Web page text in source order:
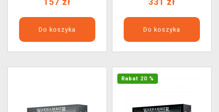
Do koszyka Do koszyka
Rabat 20 %